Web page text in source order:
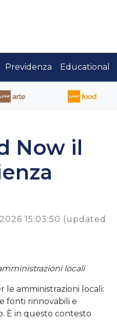
Previdenza Educational
Now il
15:03:50 (updated
locali
le amministrazioni locali:
fonti rinnovabili e
È in questo contesto